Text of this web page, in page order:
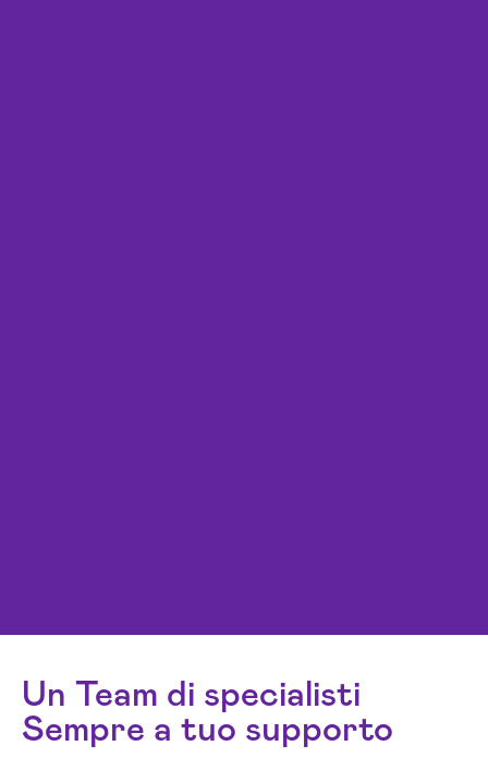
Un Team di specialisti
Sempre a tuo supporto